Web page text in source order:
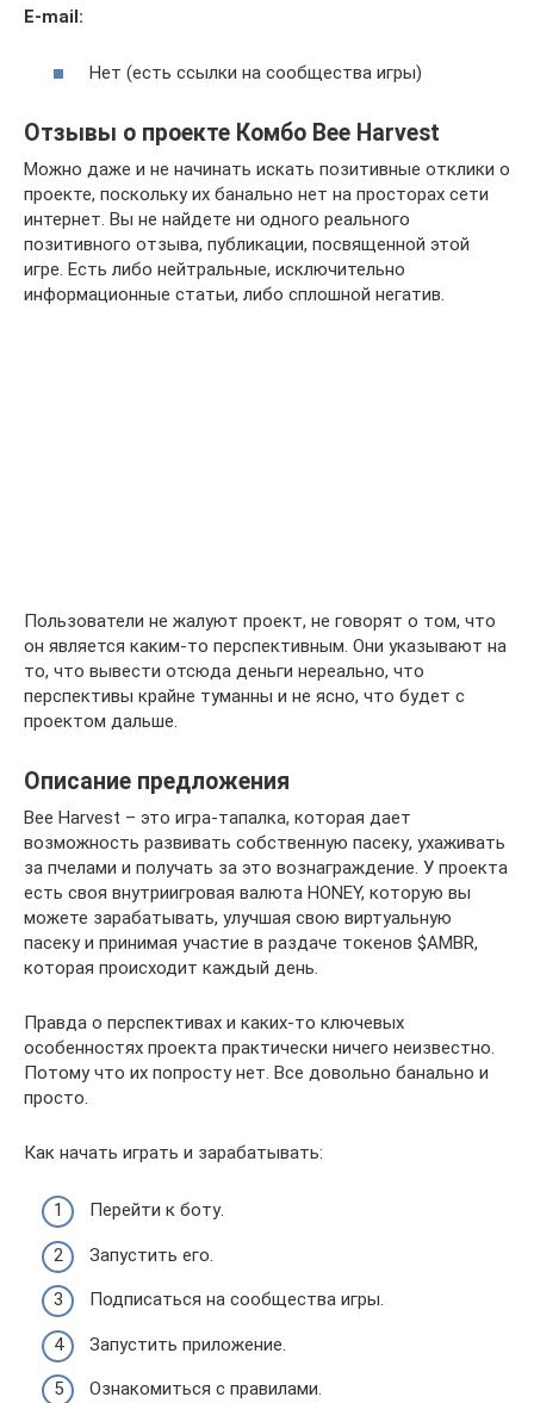
E-mail:
Нет (есть ссылки на сообщества игры)
Отзывы о проекте Комбо Bee Harvest
Можно даже и не начинать искать позитивные отклики о
проекте, поскольку их банально нет на просторах сети
интернет. Вы не найдете ни одного реального
позитивного отзыва, публикации, посвященной этой
игре. Есть либо нейтральные, исключительно
информационные статьи, либо сплошной негатив.
Пользователи не жалуют проект, не говорят о том, что
он является каким-то перспективным. Они указывают на
то, что вывести отсюда деньги нереально, что
перспективы крайне туманны и не ясно, что будет с
проектом дальше.
Описание предложения
Bee Harvest – это игра-тапалка, которая дает
возможность развивать собственную пасеку, ухаживать
за пчелами и получать за это вознаграждение. У проекта
есть своя внутриигровая валюта HONEY, которую вы
можете зарабатывать, улучшая свою виртуальную
пасеку и принимая участие в раздаче токенов $AMBR,
которая происходит каждый день.
Правда о перспективах и каких-то ключевых
особенностях проекта практически ничего неизвестно.
Потому что их попросту нет. Все довольно банально и
просто.
Как начать играть и зарабатывать:
Перейти к боту.
Запустить его.
Подписаться на сообщества игры.
Запустить приложение.
Ознакомиться с правилами.